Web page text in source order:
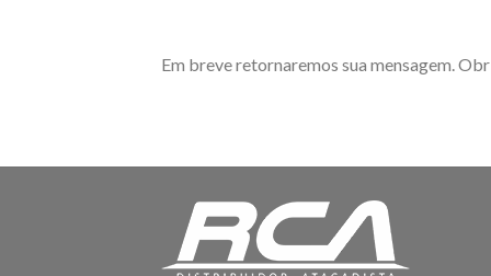
Em breve retornaremos sua mensagem.